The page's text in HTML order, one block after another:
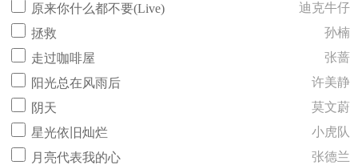
原来你什么都不要(Live)
迪克牛仔
拯救
孙楠
走过咖啡屋
张蔷
阳光总在风雨后
许美静
阴天
莫文蔚
星光依旧灿烂
小虎队
月亮代表我的心
张德兰